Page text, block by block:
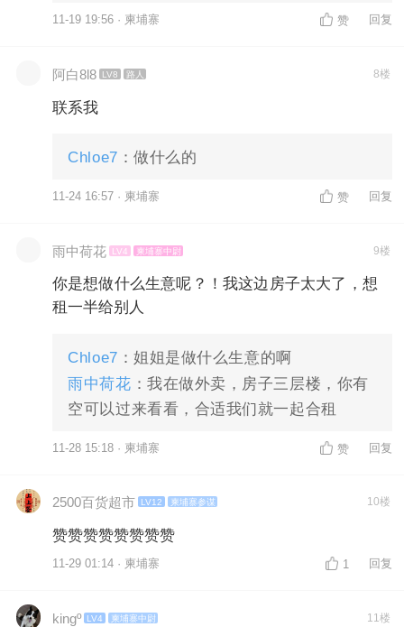
11-19 19:56 · 柬埔寨 赞 回复
阿白8l8 LV8 路人 8楼
联系我
Chloe7 ：做什么的
11-24 16:57 · 柬埔寨 赞 回复
雨中荷花 LV4 柬埔寨中尉 9楼
你是想做什么生意呢？！我这边房子太大了，想
租一半给别人
Chloe7 ：姐姐是做什么生意的啊
雨中荷花 ：我在做外卖，房子三层楼，你有
空可以过来看看，合适我们就一起合租
11-28 15:18 · 柬埔寨 赞 回复
2500百货超市 LV12 柬埔寨参谋 10楼
赞赞赞赞赞赞赞赞
11-29 01:14 · 柬埔寨 1 回复
kingº LV4 柬埔寨中尉 11楼